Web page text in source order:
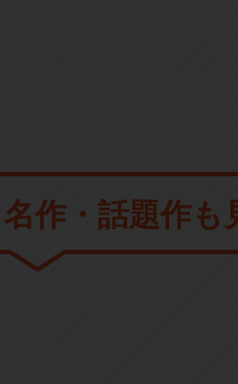
名作・話題作も